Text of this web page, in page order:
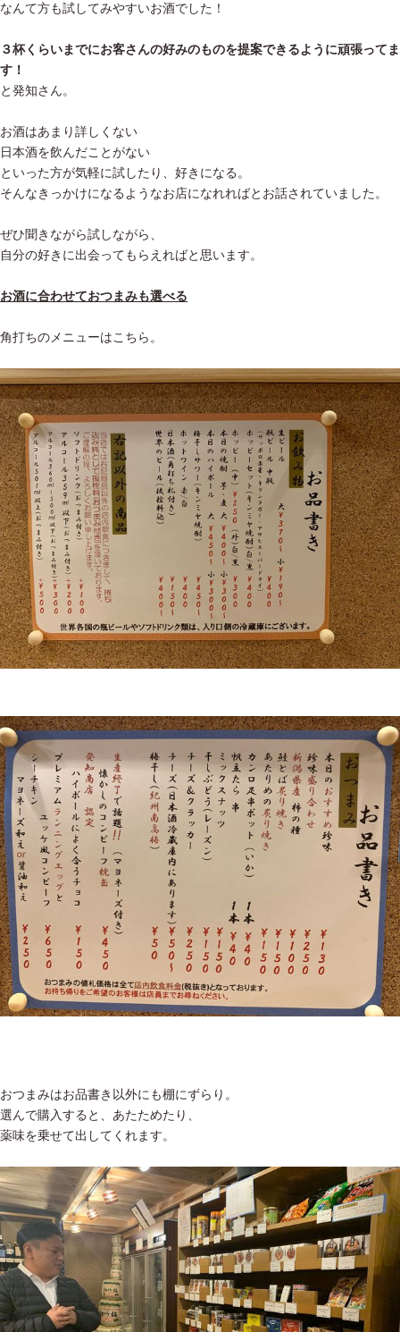
なんて方も試してみやすいお酒でした！
３杯くらいまでにお客さんの好みのものを提案できるように頑張ってま
す！
と発知さん。
お酒はあまり詳しくない
日本酒を飲んだことがない
といった方が気軽に試したり、好きになる。
そんなきっかけになるようなお店になれればとお話されていました。
ぜひ聞きながら試しながら、
自分の好きに出会ってもらえればと思います。
お酒に合わせておつまみも選べる
角打ちのメニューはこちら。
おつまみはお品書き以外にも棚にずらり。
選んで購入すると、あたためたり、
薬味を乗せて出してくれます。